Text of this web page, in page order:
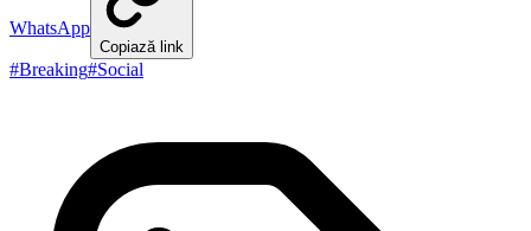
WhatsApp
Copiază link
#Breaking#Social